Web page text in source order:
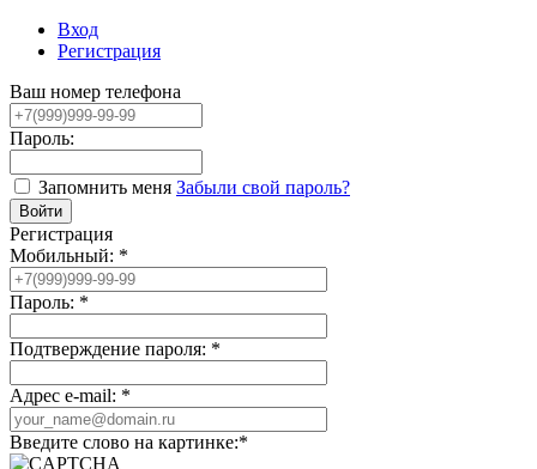
Вход
Регистрация
Ваш номер телефона
Пароль:
Запомнить меня Забыли свой пароль?
Регистрация
Мобильный: *
Пароль: *
Подтверждение пароля: *
Адрес e-mail: *
Введите слово на картинке:*